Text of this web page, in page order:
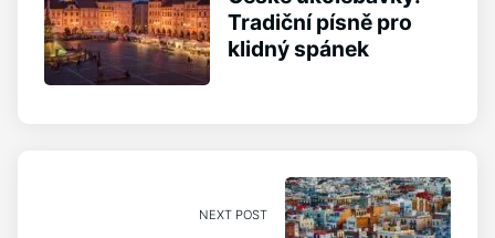
Tradiční písně pro
klidný spánek
NEXT POST